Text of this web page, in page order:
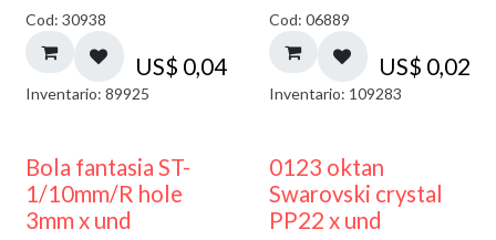
Cod: 30938
US$ 0,04
Inventario: 89925
Cod: 06889
US$ 0,02
Inventario: 109283
Bola fantasia ST-
1/10mm/R hole
3mm x und
0123 oktan
Swarovski crystal
PP22 x und